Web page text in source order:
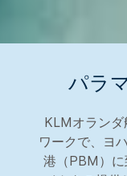
パラ
KLMオランダ
ワークで、ヨ
港（PBM）